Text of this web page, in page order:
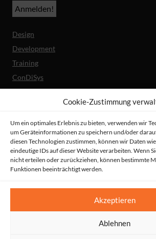
Cookie-Zustimmung
Um ein optimales Erlebnis zu bieten, verwenden wir
um Geräteinformationen zu speichern und/oder
diesen Technologien zustimmen, können wir Daten
eindeutige IDs auf dieser Website verarbeiten. Wenn
nicht erteilen oder zurückziehen, können bestimmte
Funktionen beeinträchtigt werden.
Akzeptieren
Ablehnen
Design
Development
Training
ConDiSys
Barrierefreiheit
Mobile Lösungen
Unternehmen
Referenzen
Aktuelles
© HeiReS GmbH
AGBs|Datenschutz